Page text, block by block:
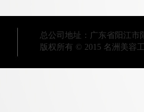
总公司地址：广东省阳江市
版权所有 © 2015 名洲美容